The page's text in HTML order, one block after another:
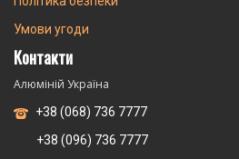
Умови угоди
Контакти
Алюміній Україна
+38 (068) 736 7777
+38 (096) 736 7777